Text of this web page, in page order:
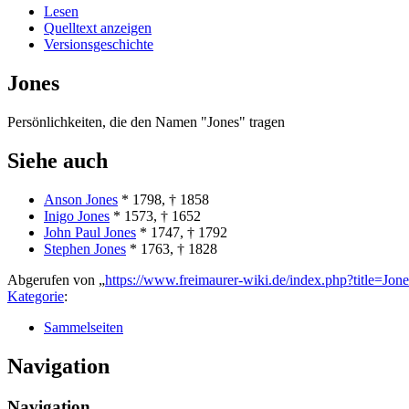
Lesen
Quelltext anzeigen
Versionsgeschichte
Jones
Persönlichkeiten, die den Namen "Jones" tragen
Siehe auch
Anson Jones * 1798, † 1858
Inigo Jones * 1573, † 1652
John Paul Jones * 1747, † 1792
Stephen Jones * 1763, † 1828
Abgerufen von „https://www.freimaurer-wiki.de/
Kategorie:
Sammelseiten
Navigation